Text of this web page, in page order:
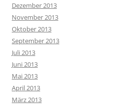
Dezember 2013
November 2013
Oktober 2013
September 2013
Juli 2013
Juni 2013
Mai 2013
April 2013
März 2013